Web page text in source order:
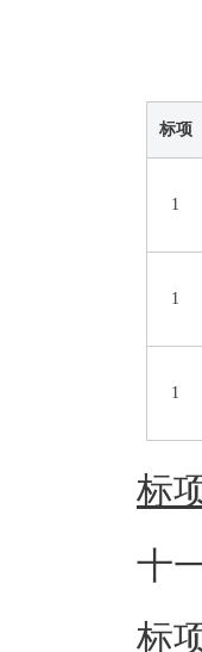
标项
1
1
1
标
十
标